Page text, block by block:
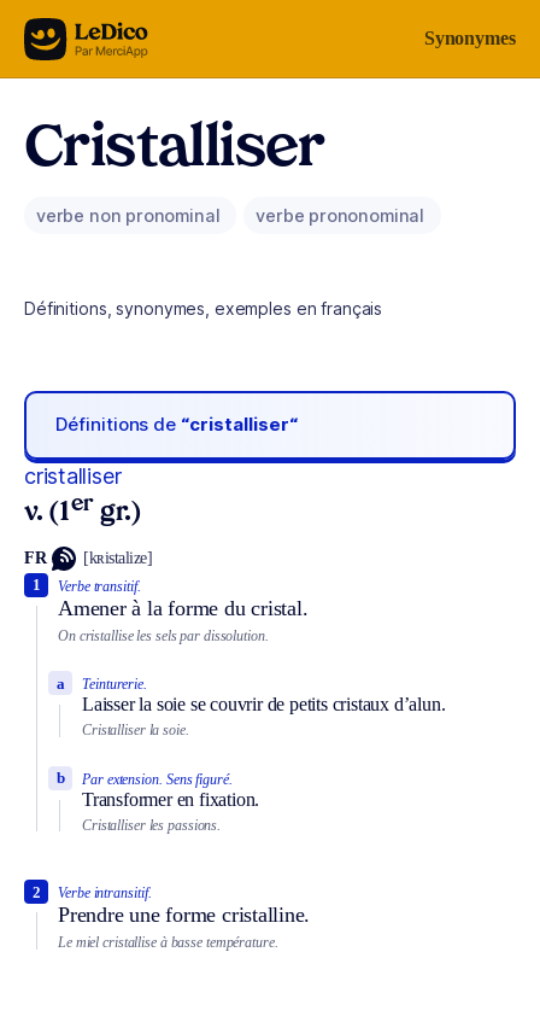
Aller au contenu Synonymes
Cristalliser
verbe non pronominal verbe prononominal
Définitions, synonymes, exemples en français
Définitions de “cristalliser“
cristalliser
v. (1er gr.)
FR [kʀistalize]
Verbe transitif.
Amener à la forme du cristal.
1
On cristallise les sels par dissolution.
Teinturerie.
Laisser la soie se couvrir de petits cristaux d’alun.
a
Cristalliser la soie.
Par extension. Sens figuré.
Transformer en fixation.
b
Cristalliser les passions.
Verbe intransitif.
Prendre une forme cristalline.
2
Le miel cristallise à basse température.